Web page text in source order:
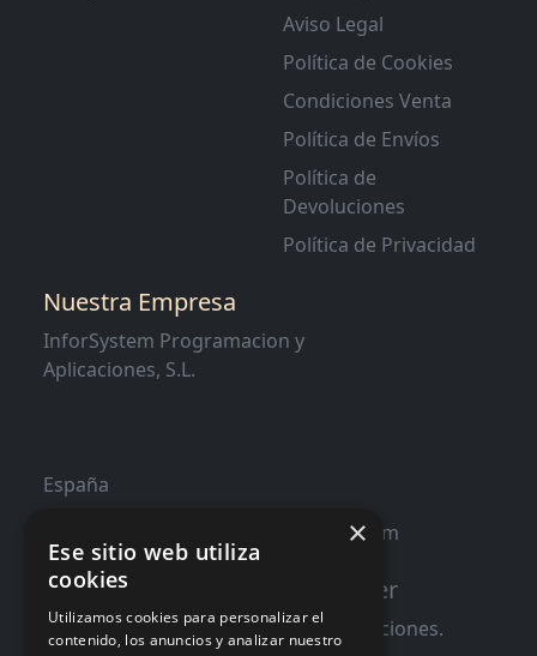
Aviso Legal
Política de Cookies
Condiciones Venta
Política de Envíos
Política de
Devoluciones
Política de Privacidad
Nuestra Empresa
InforSystem Programacion y
Aplicaciones, S.L.
España
contacto@distribucioninformatica.com
Suscribete a nuestro Newsletter
Te informaremos de ofertas y promociones.
×
Ese sitio web utiliza
cookies
Utilizamos cookies para personalizar el
contenido, los anuncios y analizar nuestro